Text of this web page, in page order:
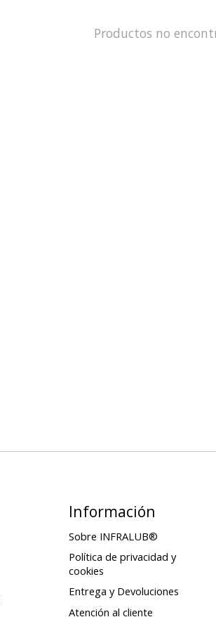
Productos no
Información
Sobre INFRALUB®
Política de privacidad y
cookies
Entrega y Devoluciones
Atención al cliente